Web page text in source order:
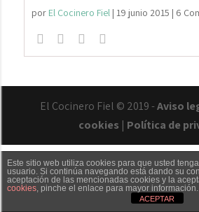
por El Cocinero Fiel| 19 junio 2015 | 6
El Cocinero Fiel © 2019 -Aviso
cookies | Política de
Txaber Allué Redes sociales
Este sitio web utiliza cookies para que usted
usuario. Si continúa navegando está dando su
aceptación de las mencionadas cookies y la
cookies, pinche el enlace para mayor información.
ACEPTAR